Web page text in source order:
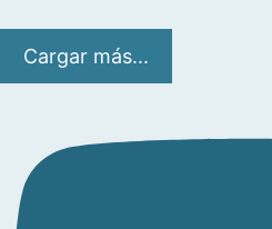
Cargar más...